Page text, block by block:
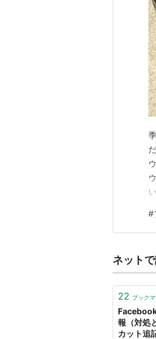
営業
日
ウェブ
The
#
ネット
22 ブック
報（対処
カット追